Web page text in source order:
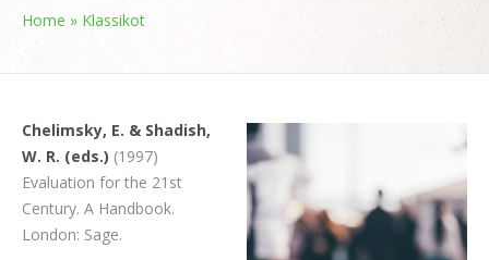
Home » Klassikot
Chelimsky, E. & Shadish,
W. R. (eds.) (1997)
Evaluation for the 21st
Century. A Handbook.
London: Sage.